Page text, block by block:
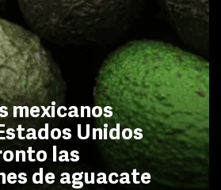
mexicanos
Unidos
las
de aguacate